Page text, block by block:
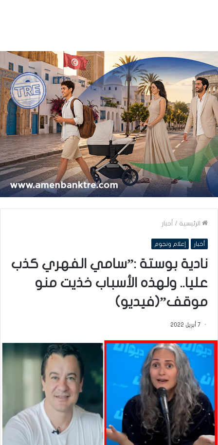
الرئيسية / أخبار
أخبار إعلام ونجوم
نادية بوستة :”سامي الفهري كذب
عليا.. ولهذه الأسباب خذيت منو
موقف”(فيديو)
7 أبريل 2022